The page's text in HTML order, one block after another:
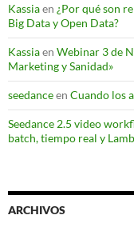
Kassiaen ¿Por qué son
Big Data y Open Data?
Kassiaen Webinar 3 de
Marketing y Sanidad»
seedanceen Cuando los
Seedance 2.5 video
batch, tiempo real y
ARCHIVOS